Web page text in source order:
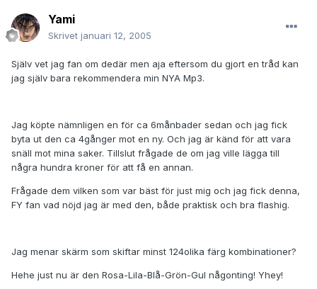
Yami
Skrivet januari 12, 2005
Själv vet jag fan om dedär men aja eftersom du gjort en tråd kan
jag själv bara rekommendera min NYA Mp3.
Jag köpte nämnligen en för ca 6månbader sedan och jag fick
byta ut den ca 4gånger mot en ny. Och jag är känd för att vara
snäll mot mina saker. Tillslut frågade de om jag ville lägga till
några hundra kroner för att få en annan.
Frågade dem vilken som var bäst för just mig och jag fick denna,
FY fan vad nöjd jag är med den, både praktisk och bra flashig.
Jag menar skärm som skiftar minst 124olika färg kombinationer?
Hehe just nu är den Rosa-Lila-Blå-Grön-Gul någonting! Yhey!